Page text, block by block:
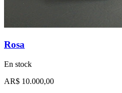
Rosa
En stock
AR$ 10.000,00